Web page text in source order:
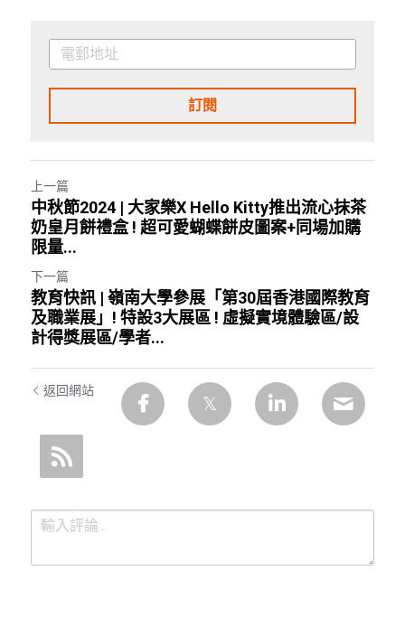
訂閱
上一篇
中秋節2024 | 大家樂X Hello Kitty推出流心抹茶
奶皇月餅禮盒 ! 超可愛蝴蝶餅皮圖案+同場加購
限量...
下一篇
教育快訊 | 嶺南大學參展「第30屆香港國際教育
及職業展」! 特設3大展區 ! 虛擬實境體驗區/設
計得獎展區/學者...
返回網站